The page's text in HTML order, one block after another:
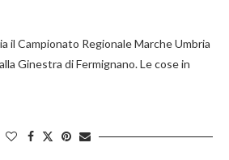
il Campionato Regionale Marche Umbria
Ginestra di Fermignano. Le cose in